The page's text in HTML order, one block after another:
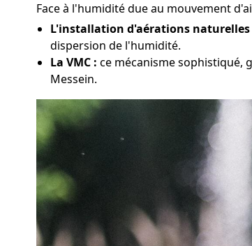
Face à l'humidité due au mouvement
L'installation d'aérations naturelles
dispersion de l'humidité.
La VMC : ce mécanisme sophistiqué,
Messein.